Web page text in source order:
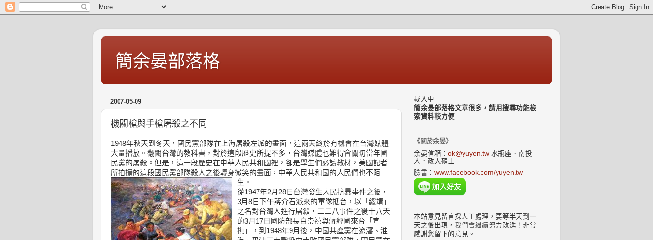
簡余晏部落格
2007-05-09
機關槍與手槍屠殺之不同
1948年秋天到冬天，國民黨部隊在上海屠殺左派的畫面，這兩天終於有機會在台灣媒體
大量播放。翻閱台灣的教科書，對於這段歷史所提不多，台灣媒體也難得會關切當年國
民黨的屠殺。但是，這一段歷史在中華人民共和國裡，卻是學生們必讀教材，美國記者
所拍攝的這段國民黨部隊殺人之後轉身微笑的畫面，中華人民共和國的人民們也不陌
生。
從1947年2月28日台灣發生人民抗暴事件之後，
3月8日下午蔣介石派來的軍隊抵台，以「綏靖」
之名對台灣人進行屠殺，二二八事件之後十八天
的3月17日國防部長白崇禧與蔣經國來台「宣
撫」，到1948年9月後，中國共產黨在遼瀋、淮
載入中...
簡余晏部落格文章很多，請用搜尋功能檢
索資料較方便
《關於余晏》
余晏信箱： ok@yuyen.tw 水瓶座．南投
人．政大碩士
臉書： www.facebook.com/yuyen.tw
本站意見留言採人工處理，要等半天到一
天之後出現，我們會繼續努力改進！非常
感謝您留下的意見。